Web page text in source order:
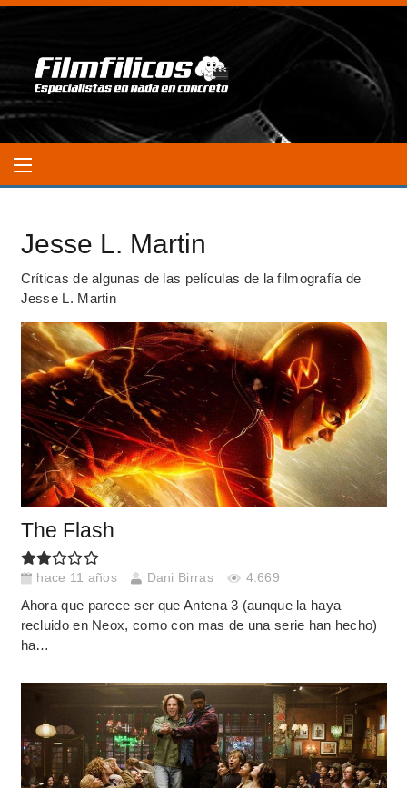
Jesse L. Martin
Críticas de algunas de las películas de la filmografía de
Jesse L. Martin
The Flash
hace 11 años Dani Birras 4.669
Ahora que parece ser que Antena 3 (aunque la haya
recluido en Neox, como con mas de una serie han hecho)
ha…